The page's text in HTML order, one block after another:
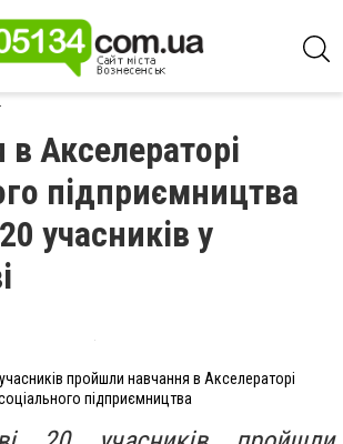
Акселераторі
підприємництва
учасників у
пройшли навчання в Акселераторі
підприємництва